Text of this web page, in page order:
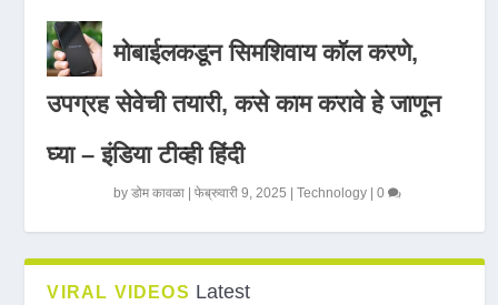
मोबाईलकडून सिमशिवाय कॉल करणे,
उपग्रह सेवेची तयारी, कसे काम करावे हे जाणून
घ्या – इंडिया टीव्ही हिंदी
byडोम कावळा |फेब्रुवारी 9, 2025 |Technology |0
VIRAL VIDEOS Latest